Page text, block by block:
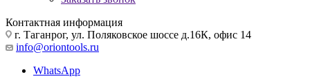
Контактная информация
г. Таганрог, ул. Поляковское шоссе д.16К, офис 14
info@oriontools.ru
WhatsApp